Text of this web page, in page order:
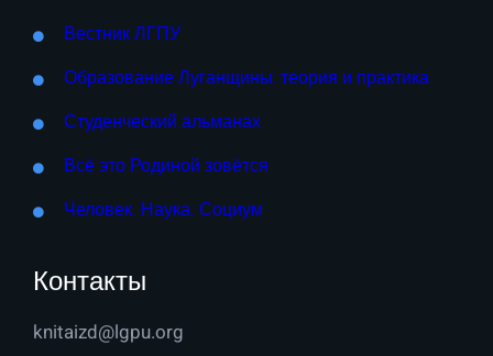
Вестник ЛГПУ
Образование Луганщины: теория и практика
Студенческий альманах
Всё это Родиной зовётся
Человек. Наука. Социум
Контакты
knitaizd@lgpu.org